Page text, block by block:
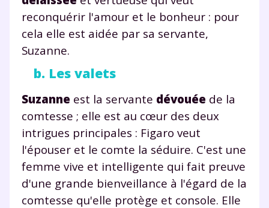
reconquérir l'amour et le bonheur : pour
cela elle est aidée par sa servante,
Suzanne.
b. Les valets
Suzanne est la servante dévouée de la
comtesse ; elle est au cœur des deux
intrigues principales : Figaro veut
l'épouser et le comte la séduire. C'est une
femme vive et intelligente qui fait preuve
d'une grande bienveillance à l'égard de la
comtesse qu'elle protège et console. Elle
myMaxicours.
Votre adresse e-mail sera exclusivement utilisée pour
vous envoyer notre newsletter. Vous pourrez vous
désinscription présent dans chaque newsletter. Pour
personnelles et pour exercer vos droits, vous pouvez
consulternotre charte.